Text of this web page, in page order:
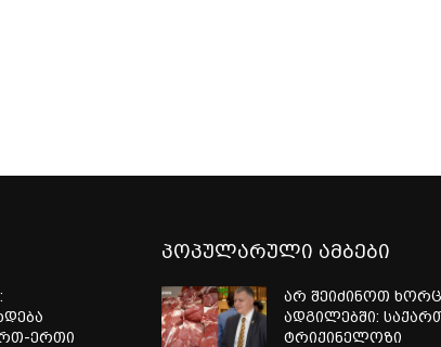
ერთი
პოპულარული ამბები
არ შეიძინოთ
ადგილებში:
ტრიქინელოზი